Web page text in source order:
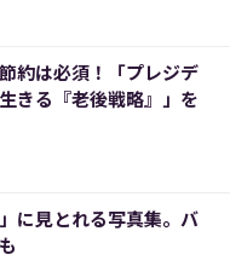
約は必須！「プレジデ
きる『老後戦略』」を
に見とれる写真集。バ